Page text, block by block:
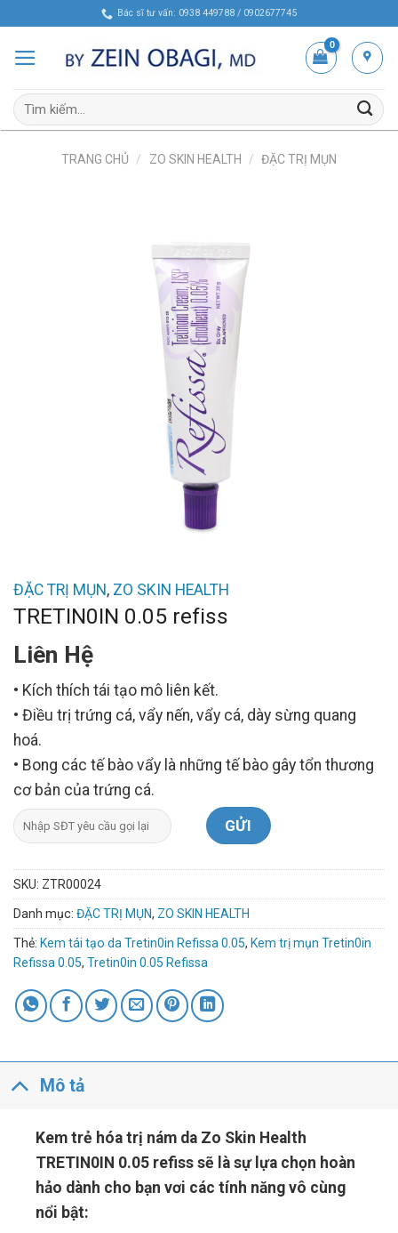
content
Bác sĩ tư vấn: 0938 449788 / 0902677745
Tìm
kiếm:
TRANG CHỦ / ZO SKIN HEALTH / ĐẶC TRỊ MỤN
ĐẶC TRỊ MỤN , ZO SKIN HEALTH
TRETIN0IN 0.05 refiss
Liên Hệ
• Kích thích tái tạo mô liên kết.
• Điều trị trứng cá, vẩy nến, vẩy cá, dày sừng quang
hoá.
• Bong các tế bào vẩy là những tế bào gây tổn thương
cơ bản của trứng cá.
SKU: ZTR00024
Danh mục: ĐẶC TRỊ MỤN, ZO SKIN HEALTH
Thẻ: Kem tái tạo da Tretin0in Refissa 0.05, Kem trị mụn Tretin0in
Refissa 0.05, Tretin0in 0.05 Refissa
Mô tả
Kem trẻ hóa trị nám da Zo Skin Health
TRETIN0IN 0.05 refiss sẽ là sự lựa chọn hoàn
hảo dành cho bạn vơi các tính năng vô cùng
nổi bật: